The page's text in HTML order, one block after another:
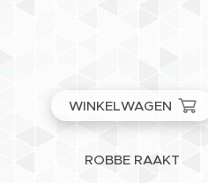
WINKELWAGEN
ROBBE RAAKT